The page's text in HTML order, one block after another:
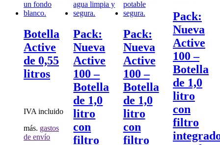
Botella
Active
de 0,55
litros
IVA incluido
más. gastos
de envío
Pack:
Nueva
Active
100 –
Botella
de 1,0
litro
con
filtro
Pack:
Nueva
Active
100 –
Botella
de 1,0
litro
con
filtro
Pack:
Nueva
Active
100 –
Botella
de 1,0
litro
con
filtro